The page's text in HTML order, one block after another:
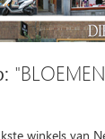
winkels van